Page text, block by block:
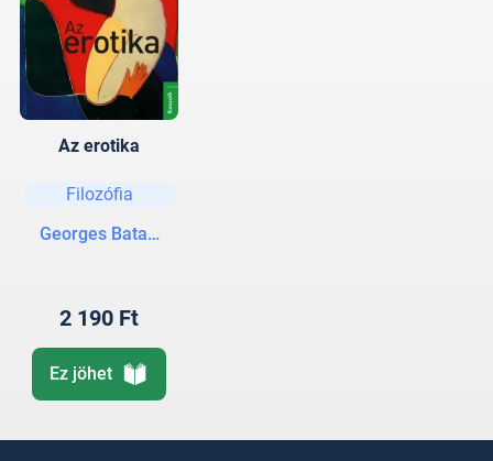
Az erotika
Filozófia
Georges Bataille
2 190 Ft
Ez jöhet